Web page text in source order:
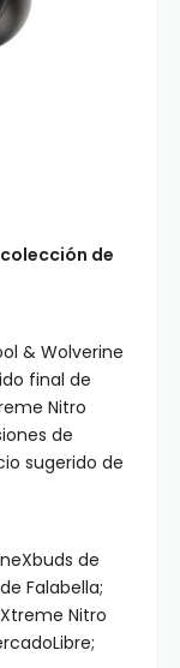
de
& Wolverine
final de
Nitro
de
sugerido de
de
Falabella;
Nitro